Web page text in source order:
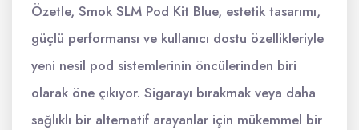
Özetle, Smok SLM Pod Kit Blue, estetik tasarımı,
güçlü performansı ve kullanıcı dostu özellikleriyle
yeni nesil pod sistemlerinin öncülerinden biri
olarak öne çıkıyor. Sigarayı bırakmak veya daha
sağlıklı bir alternatif arayanlar için mükemmel bir